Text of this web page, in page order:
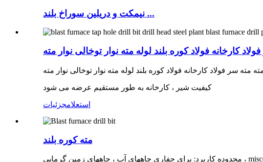
نیمکت و دریلین سوراخ بلند ...
کارخانه فولاد کوره بلند لوله مته نوار توخالی نوار مته
مته سر فولاد کارخانه فولاد کوره بلند لوله مته نوار توخالی نوار مته
کیفیت شیر ​​، کارخانه به طور مستقیم عرضه می شود
استعلامجزئیات
مته کوره بلند